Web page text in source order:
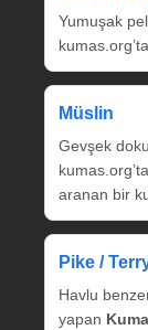
Yumuşak
Müslin
Gevşek
kumas.org’ta
aranan bir
Pike /
Havlu
yapan